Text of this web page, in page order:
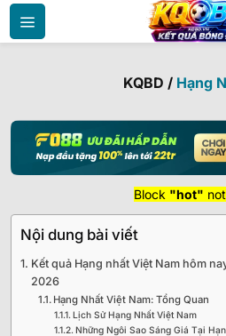
Bỏ
qua
KQBD / Hạng
Block "hot"
Nội dung bài viết
Kết quả Hạng nhất Việt Nam hôm
2026
Hạng Nhất Việt Nam: Tổng Quan
Lịch Sử Hạng Nhất Việt Nam
Những Ngôi Sao Sáng Giá Tại